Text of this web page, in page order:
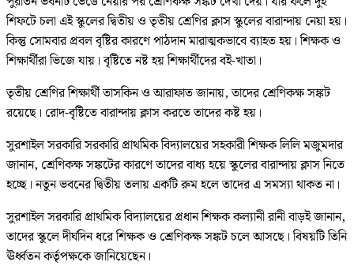
শিফটে চলা এই স্কুলের দ্বিতীয় ও তৃতীয় শ্রেণির ক্লাস স্কুলের বারান্দায় নেয়া হয়।
কিন্তু সোমবার প্রবল বৃষ্টির কারণে পাঠদান মারাত্মকভাবে ব্যাহত হয়। শিক্ষক ও
শিক্ষার্থীরা ভিজে যায়। বৃষ্টিতে নষ্ট হয় শিক্ষার্থীদের বই-খাতা।
তৃতীয় শ্রেণির শিক্ষার্থী তাসকিন ও আরাফাত জানায়, তাদের শ্রেণিকক্ষ সঙ্কট
রয়েছে। রোদ-বৃষ্টিতে বারান্দায় ক্লাস করতে তাদের কষ্ট হয়।
সুরশাইল সরকারি সরকারি প্রাথমিক বিদ্যালয়ের সহকারী শিক্ষক লিলি মজুমদার
জানান, শ্রেণিকক্ষ সঙ্কটের কারণে তাদের বাধ্য হয়ে স্কুলের বারান্দায় ক্লাস নিতে
হচ্ছে। নতুন ভবনের দ্বিতীয় তলায় একটি রুম হলে তাদের এ সমস্যা থাকত না।
সুরশাইল সরকারি প্রাথমিক বিদ্যালয়ের প্রধান শিক্ষক কল্যানী রানী বাড়ই জানান,
তাদের স্কুলে দীর্ঘদিন ধরে শিক্ষক ও শ্রেণিকক্ষ সঙ্কট চলে আসছে। বিষয়টি তিনি
ঊর্ধ্বতন কর্তৃপক্ষকে জানিয়েছেন।